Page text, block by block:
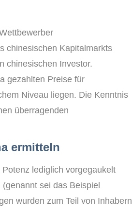
chinesischen Kapitalmarkts
chinesischen Investor.
gezahlten Preise für
Niveau liegen. Die Kenntnis
überragenden
ermitteln
lediglich vorgegaukelt
sei das Beispiel
wurden zum Teil von Inhabern